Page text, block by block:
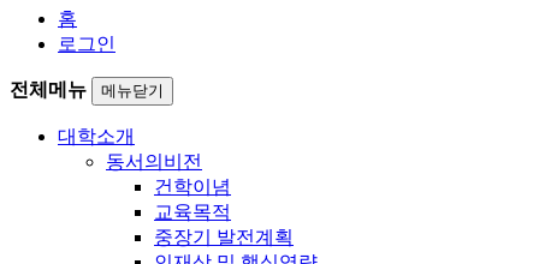
홈
로그인
전체메뉴 메뉴닫기
대학소개
동서의비전
건학이념
교육목적
중장기 발전계획